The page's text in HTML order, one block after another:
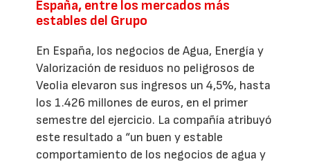
España, entre los mercados más
estables del Grupo
En España, los negocios de Agua, Energía y
Valorización de residuos no peligrosos de
Veolia elevaron sus ingresos un 4,5%, hasta
los 1.426 millones de euros, en el primer
semestre del ejercicio. La compañía atribuyó
este resultado a “un buen y estable
comportamiento de los negocios de agua y